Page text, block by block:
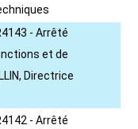
- Arrêté
et de
Directrice
- Arrêté